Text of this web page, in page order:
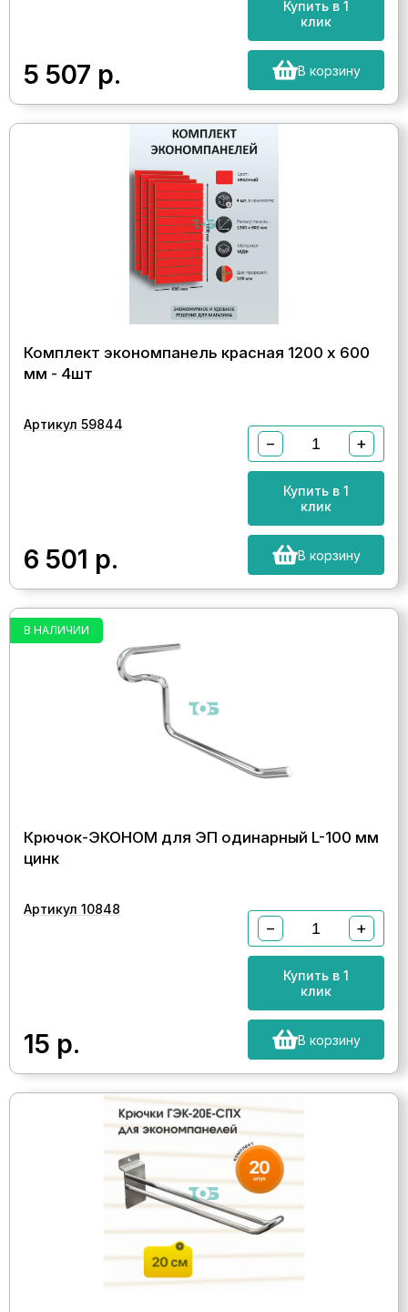
5 507 р.
Купить в 1
клик
В корзину
Комплект экономпанель красная 1200 х 600
мм - 4шт
Артикул 59844
6 501 р.
− +
Купить в 1
клик
В корзину
В НАЛИЧИИ
Крючок-ЭКОНОМ для ЭП одинарный L-100 мм
цинк
Артикул 10848
15 р.
− +
Купить в 1
клик
В корзину